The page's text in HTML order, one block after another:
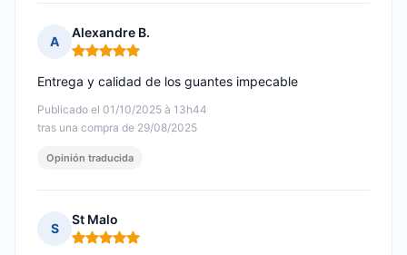
A
Alexandre B.
Nota: 5 de 5
Publicado el 01/10/2025 à 13h44
tras una compra de 29/08/2025
Entrega y calidad de los guantes impecable
Opinión traducida
S
St Malo
Nota: 5 de 5